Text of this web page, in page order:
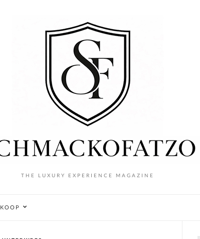
THE LUXURY EXPERIENCE MAGAZINE
KOOP